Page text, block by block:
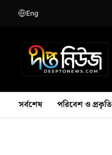
Eng
সর্বশেষ পরিবেশ ও প্রকৃতি